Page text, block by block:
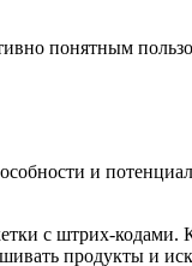
понятным
и
с штрих-кодами.
продукты и